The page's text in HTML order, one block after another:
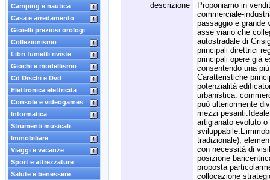
Camping e nautica
Casa e arredamento
Gioielli preziosi orologi
Collezionismo
Libri fumetti riviste
Giochi e modellismo
Cd Dischi e Dvd
Elettronica elettricita
Console e videogames
Informatica
Strumenti musicali
Immobiliare
Viaggi e vacanze
Sport e attrezzature
Salute e benessere
descrizione
Proponiamo in
commerciale-
passaggio e grande
asse viario che
autostradale di
principali direttrici
principali opere già
consentendo una
Caratteristiche
potenzialità
urbanistica:
può ulteriormente
mezzi pesanti.
artigianato evoluto
sviluppabile.
tradizionale),
con necessità di
posizione
proposta
collocazione